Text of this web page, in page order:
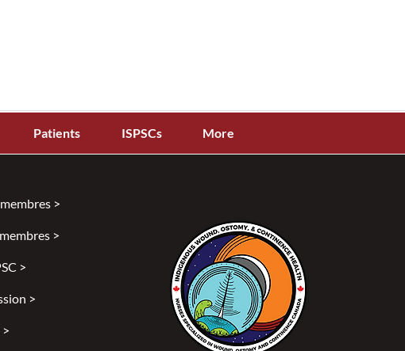
Patients ISPSCs More
>
>
>
>